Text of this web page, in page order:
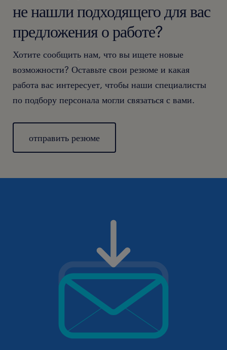
не нашли подходящего для вас
предложения о работе?
Хотите сообщить нам, что вы ищете новые
возможности? Оставьте свои резюме и какая
работа вас интересует, чтобы наши специалисты
по подбору персонала могли связаться с вами.
отправить резюме